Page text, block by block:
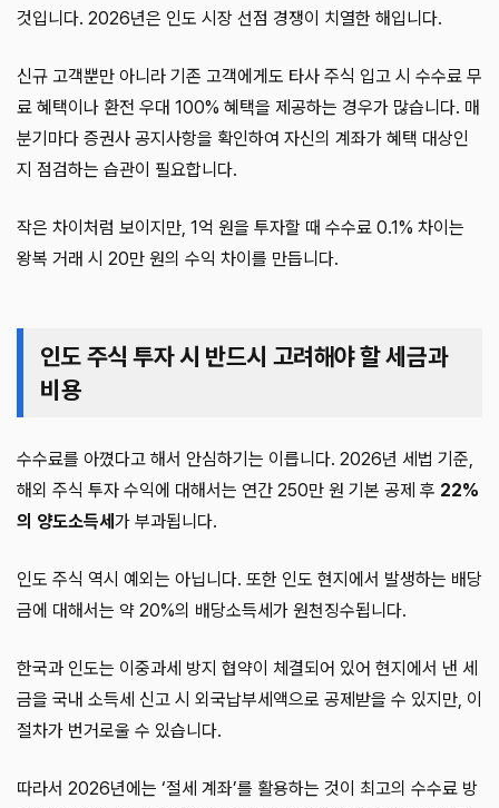
것입니다. 2026년은 인도 시장 선점 경쟁이 치열한 해입니다.
신규 고객뿐만 아니라 기존 고객에게도 타사 주식 입고 시 수수료 무
료 혜택이나 환전 우대 100% 혜택을 제공하는 경우가 많습니다. 매
분기마다 증권사 공지사항을 확인하여 자신의 계좌가 혜택 대상인
지 점검하는 습관이 필요합니다.
작은 차이처럼 보이지만, 1억 원을 투자할 때 수수료 0.1% 차이는
왕복 거래 시 20만 원의 수익 차이를 만듭니다.
인도 주식 투자 시 반드시 고려해야 할 세금과
비용
수수료를 아꼈다고 해서 안심하기는 이릅니다. 2026년 세법 기준,
해외 주식 투자 수익에 대해서는 연간 250만 원 기본 공제 후 22%
의 양도소득세가 부과됩니다.
인도 주식 역시 예외는 아닙니다. 또한 인도 현지에서 발생하는 배당
금에 대해서는 약 20%의 배당소득세가 원천징수됩니다.
한국과 인도는 이중과세 방지 협약이 체결되어 있어 현지에서 낸 세
금을 국내 소득세 신고 시 외국납부세액으로 공제받을 수 있지만, 이
절차가 번거로울 수 있습니다.
따라서 2026년에는 ‘절세 계좌’를 활용하는 것이 최고의 수수료 방